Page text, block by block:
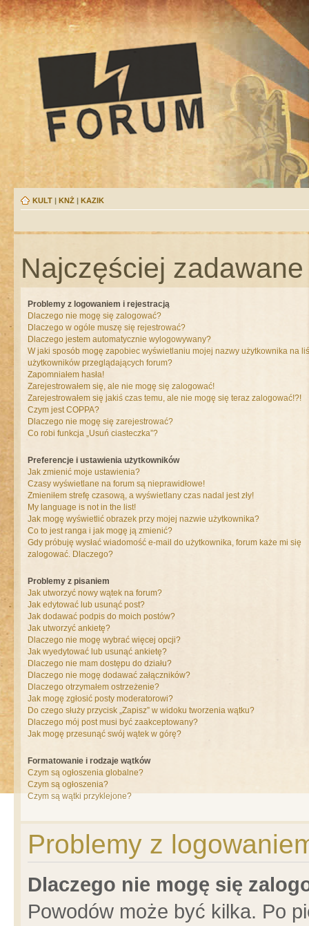
KULT | KNŻ | KAZIK
Najczęściej
Problemy z logowaniem i rejestracją
Dlaczego nie mogę się zalogować?
Dlaczego w ogóle muszę się rejestrować?
Dlaczego jestem automatycznie wylogowywany?
W jaki sposób mogę zapobiec wyświetlaniu mojej nazwy użytkownika na
użytkowników przeglądających forum?
Zapomniałem hasła!
Zarejestrowałem się, ale nie mogę się zalogować!
Zarejestrowałem się jakiś czas temu, ale nie mogę się teraz zalogować!?!
Czym jest COPPA?
Dlaczego nie mogę się zarejestrować?
Co robi funkcja „Usuń ciasteczka”?
Preferencje i ustawienia użytkowników
Jak zmienić moje ustawienia?
Czasy wyświetlane na forum są nieprawidłowe!
Zmieniłem strefę czasową, a wyświetlany czas nadal jest zły!
My language is not in the list!
Jak mogę wyświetlić obrazek przy mojej nazwie użytkownika?
Co to jest ranga i jak mogę ją zmienić?
Gdy próbuję wysłać wiadomość e-mail do użytkownika, forum każe mi się
zalogować. Dlaczego?
Problemy z pisaniem
Jak utworzyć nowy wątek na forum?
Jak edytować lub usunąć post?
Jak dodawać podpis do moich postów?
Jak utworzyć ankietę?
Dlaczego nie mogę wybrać więcej opcji?
Jak wyedytować lub usunąć ankietę?
Dlaczego nie mam dostępu do działu?
Dlaczego nie mogę dodawać załączników?
Dlaczego otrzymałem ostrzeżenie?
Jak mogę zgłosić posty moderatorowi?
Do czego służy przycisk „Zapisz” w widoku tworzenia wątku?
Dlaczego mój post musi być zaakceptowany?
Jak mogę przesunąć swój wątek w górę?
Formatowanie i rodzaje wątków
Czym są ogłoszenia globalne?
Czym są ogłoszenia?
Czym są wątki przyklejone?
Problemy z
Dlaczego nie mogę się
Powodów może być kilka. Po